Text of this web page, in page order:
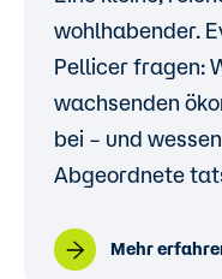
wohlhabender.
Pellicer fragen:
wachsenden
bei – und
Abgeordnete
Mehr